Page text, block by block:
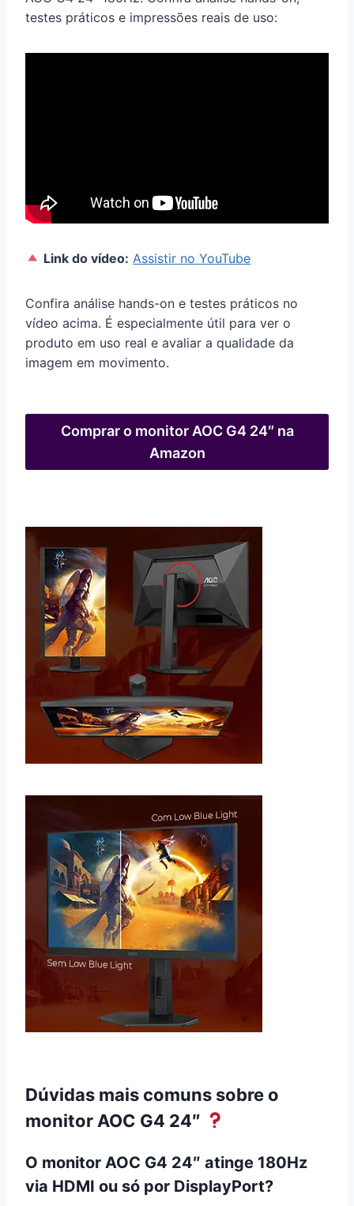
testes práticos e impressões reais de uso:
Link do vídeo: Assistir no YouTube
Confira análise hands-on e testes práticos no
vídeo acima. É especialmente útil para ver o
produto em uso real e avaliar a qualidade da
imagem em movimento.
Comprar o monitor AOC G4 24″ na
Amazon
Dúvidas mais comuns sobre o
monitor AOC G4 24″
O monitor AOC G4 24″ atinge 180Hz
via HDMI ou só por DisplayPort?